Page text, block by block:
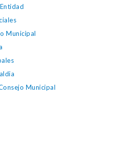
Municipal
Municipal